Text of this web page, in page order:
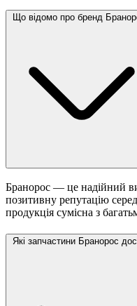
Що відомо про бренд
Бранорос — це надійний
позитивну репутацію
продукція сумісна з
Які запчастини Бранорос